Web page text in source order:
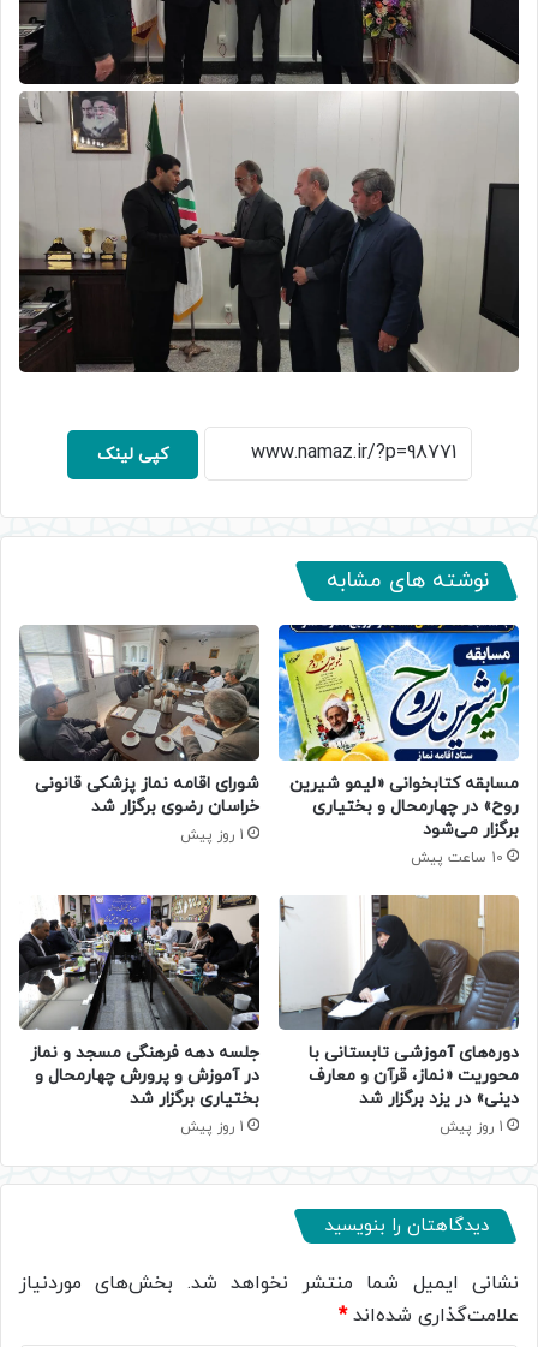
کپی لینک
نوشته های مشابه
مسابقه کتابخوانی «لیمو شیرین
روح» در چهارمحال و بختیاری
برگزار می‌شود
10 ساعت پیش
شورای اقامه نماز پزشکی قانونی
خراسان رضوی برگزار شد
1 روز پیش
دوره‌های آموزشی تابستانی با
محوریت «نماز، قرآن و معارف
دینی» در یزد برگزار شد
1 روز پیش
جلسه دهه فرهنگی مسجد و نماز
در آموزش و پرورش چهارمحال و
بختیاری برگزار شد
1 روز پیش
دیدگاهتان را بنویسید
نشانی ایمیل شما منتشر نخواهد شد. بخش‌های موردنیاز
علامت‌گذاری شده‌اند*